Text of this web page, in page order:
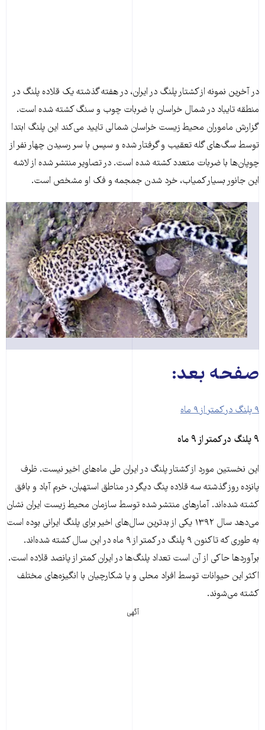
در آخرین نمونه از کشتار پلنگ در ایران، در هفته گذشته یک قلاده پلنگ در
منطقه تایباد در شمال خراسان با ضربات چوب و سنگ کشته شده است.
گزارش ماموران محیط زیست خراسان شمالی تایید می‌کند این پلنگ ابتدا
توسط سگ‌های گله تعقیب و گرفتار شده و سپس با سر رسیدن چهار نفر از
چوپان‌ها با ضربات متعدد کشته شده است. در تصاویر منتشر شده از لاشه
این جانور بسیار کمیاب، خرد شدن جمجمه و فک او مشخص است.
صفحه بعد:
۹ پلنگ در کمتر از ۹ ماه
۹ پلنگ در کمتر از ۹ ماه
این نخستین مورد از کشتار پلنگ در ایران طی ماه‌های اخیر نیست. ظرف
پانزده روز گذشته سه قلاده پنگ دیگر در مناطق استهبان، خرم آباد و بافق
کشته شده‌اند. آمارهای منتشر شده توسط سازمان محیط زیست ایران نشان
می‌دهد سال ۱۳۹۲ یکی از بدترین سال‌های اخیر برای پلنگ ایرانی بوده است
به طوری که تاکنون ۹ پلنگ در کمتر از ۹ ماه در این سال کشته‌ شده‌اند.
برآوردها حاکی از آن است تعداد پلنگ‌ها در ایران کمتر از پانصد قلاده است.
اکثر این حیوانات توسط افراد محلی و یا شکارچیان با انگیزه‌های مختلف
کشته می‌شوند.
آگهی